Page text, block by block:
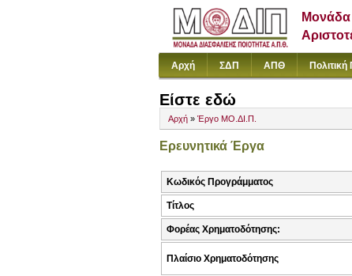
Μονάδα
Αρχή ΣΔΠ ΑΠΘ Πολιτική
Είστε εδώ
Αρχή » Έργο ΜΟ.ΔΙ.Π.
Ερευνητικά Έργα
Κωδικός Προγράμματος
Τίτλος
Φορέας Χρηματοδότησης:
Πλαίσιο Χρηματοδότησης